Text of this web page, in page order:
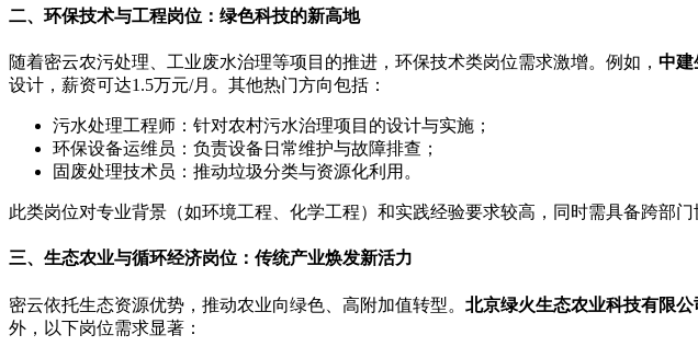
二、环保技术与工程岗位：绿色科技的新高地
随着密云农污处理、工业废水治理等项目的推进，环保技术类岗位需求激增。例如， 中建
设计，薪资可达1.5万元/月。其他热门方向包括：
污水处理工程师：针对农村污水治理项目的设计与实施；
环保设备运维员：负责设备日常维护与故障排查；
固废处理技术员：推动垃圾分类与资源化利用。
此类岗位对专业背景（如环境工程、化学工程）和实践经验要求较高，同时需具备跨部门
三、生态农业与循环经济岗位：传统产业焕发新活力
密云依托生态资源优势，推动农业向绿色、高附加值转型。 北京绿火生态农业科技有限公
外，以下岗位需求显著：